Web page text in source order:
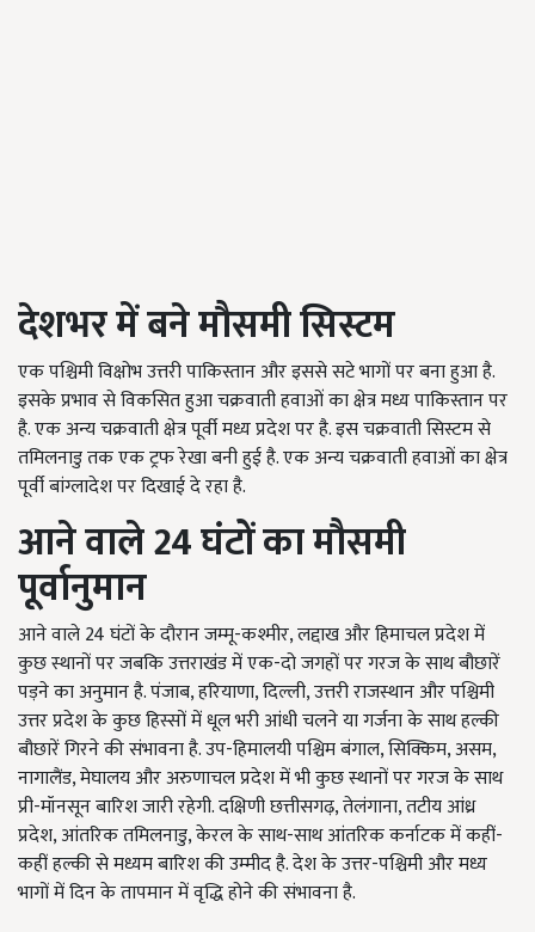
देशभर में बने मौसमी सिस्टम
एक पश्चिमी विक्षोभ उत्तरी पाकिस्तान और इससे सटे भागों पर बना हुआ है.
इसके प्रभाव से विकसित हुआ चक्रवाती हवाओं का क्षेत्र मध्य पाकिस्तान पर
है. एक अन्य चक्रवाती क्षेत्र पूर्वी मध्य प्रदेश पर है. इस चक्रवाती सिस्टम से
तमिलनाडु तक एक ट्रफ रेखा बनी हुई है. एक अन्य चक्रवाती हवाओं का क्षेत्र
पूर्वी बांग्लादेश पर दिखाई दे रहा है.
आने वाले 24घंटों का मौसमी
पूर्वानुमान
आने वाले 24 घंटों के दौरान जम्मू-कश्मीर, लद्दाख और हिमाचल प्रदेश में
कुछ स्थानों पर जबकि उत्तराखंड में एक-दो जगहों पर गरज के साथ बौछारें
पड़ने का अनुमान है. पंजाब, हरियाणा, दिल्ली, उत्तरी राजस्थान और पश्चिमी
उत्तर प्रदेश के कुछ हिस्सों में धूल भरी आंधी चलने या गर्जना के साथ हल्की
बौछारें गिरने की संभावना है. उप-हिमालयी पश्चिम बंगाल, सिक्किम, असम,
नागालैंड, मेघालय और अरुणाचल प्रदेश में भी कुछ स्थानों पर गरज के साथ
प्री-मॉनसून बारिश जारी रहेगी. दक्षिणी छत्तीसगढ़, तेलंगाना, तटीय आंध्र
प्रदेश, आंतरिक तमिलनाडु, केरल के साथ-साथ आंतरिक कर्नाटक में कहीं-
कहीं हल्की से मध्यम बारिश की उम्मीद है. देश के उत्तर-पश्चिमी और मध्य
भागों में दिन के तापमान में वृद्धि होने की संभावना है.